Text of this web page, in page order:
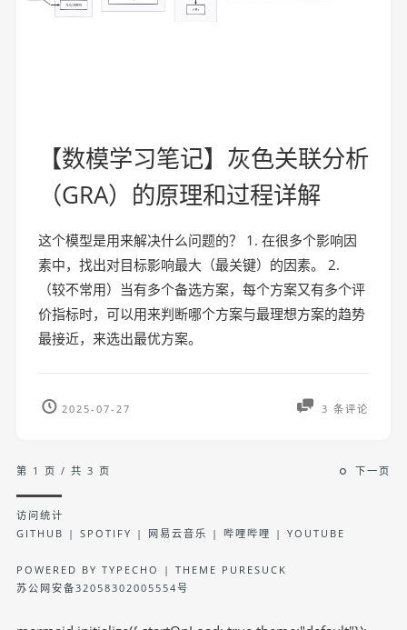
【数模学习笔记】灰色关联分析
（GRA）的原理和过程详解
这个模型是用来解决什么问题的？ 1. 在很多个影响因
素中，找出对目标影响最大（最关键）的因素。 2.
（较不常用）当有多个备选方案，每个方案又有多个评
价指标时，可以用来判断哪个方案与最理想方案的趋势
最接近，来选出最优方案。
2025-07-27 3 条评论
第 1 页 / 共 3 页 下一页
访问统计
GITHUB | SPOTIFY | 网易云音乐 | 哔哩哔哩 | YOUTUBE
POWERED BY TYPECHO | THEME PURESUCK
苏公网安备32058302005554号